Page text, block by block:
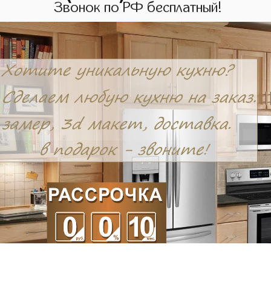
Звонок по РФ бесплатный!